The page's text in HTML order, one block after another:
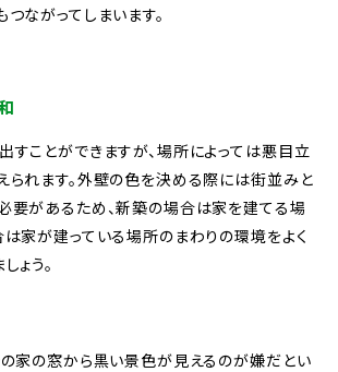
ながってしまいます。
すことができますが、場所によっては悪目立
られます。外壁の色を決める際には街並みと
要があるため、新築の場合は家を建てる場
は家が建っている場所のまわりの環境をよく
ょう。
の家の窓から黒い景色が見えるのが嫌だとい